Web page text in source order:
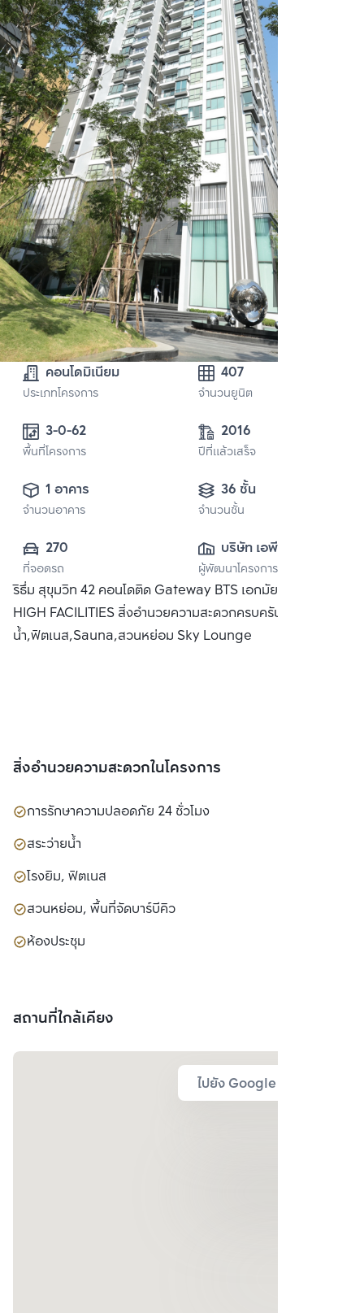
คอนโดมิเนียม
ประเภทโครงการ
407
จำนวนยูนิต
3-0-62
พื้นที่โครงการ
2016
ปีที่แล้วเสร็จ
1 อาคาร
จำนวนอาคาร
36 ชั้น
จำนวนชั้น
270
ที่จอดรถ
บริษัท เอพี (ไทย
แลนด์)
จำกัด(มหาชน)
ผู้พัฒนาโครงการ
ริธึ่ม สุขุมวิท 42 คอนโดติด Gateway BTS เอกมัย พร้อม SKY
HIGH FACILITIES สิ่งอำนวยความสะดวกครบครัน อาทิ สระว่าย
น้ำ,ฟิตเนส,Sauna,สวนหย่อม Sky Lounge
สิ่งอำนวยความสะดวกในโครงการ
การรักษาความปลอดภัย 24 ชั่วโมง
สระว่ายน้ำ
โรงยิม, ฟิตเนส
สวนหย่อม, พื้นที่จัดบาร์บีคิว
ห้องประชุม
สถานที่ใกล้เคียง
ไปยัง Google Map